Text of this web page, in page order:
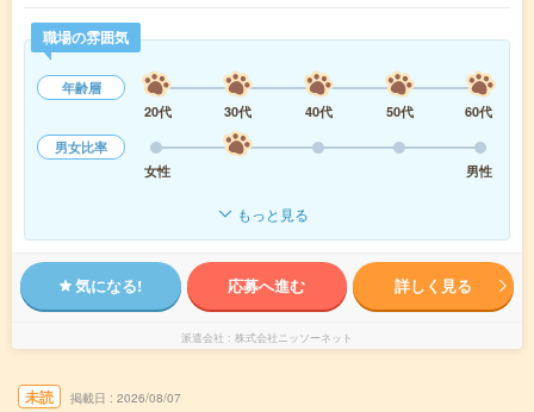
職場の雰囲気
年齢層
20代
30代 40代 50代
60代
男女比率
女性
男性
もっと見る
気になる! 応募へ進む 詳しく見る
派遣会社 株式会社ニッソーネット
未読 掲載日 2026/08/07